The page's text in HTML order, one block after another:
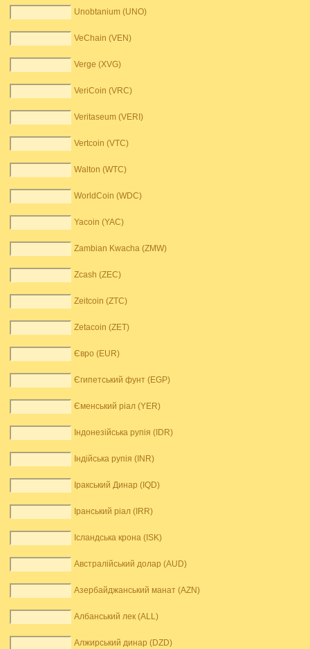
Unobtanium (UNO)
VeChain (VEN)
Verge (XVG)
VeriCoin (VRC)
Veritaseum (VERI)
Vertcoin (VTC)
Walton (WTC)
WorldCoin (WDC)
Yacoin (YAC)
Zambian Kwacha (ZMW)
Zcash (ZEC)
Zeitcoin (ZTC)
Zetacoin (ZET)
Євро (EUR)
Єгипетський фунт (EGP)
Єменський ріал (YER)
Індонезійська рупія (IDR)
Індійська рупія (INR)
Іракський Динар (IQD)
Іранський ріал (IRR)
Ісландська крона (ISK)
Австралійський долар (AUD)
Азербайджанський манат (AZN)
Албанський лек (ALL)
Алжирський динар (DZD)